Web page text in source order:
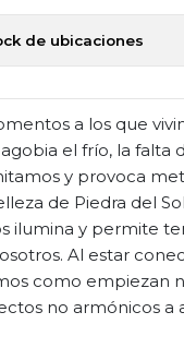
de ubicaciones
a los que
el frío, la falta
y provoca
de Piedra del
ilumina y permite
Al estar
como empiezan
no armónicos a